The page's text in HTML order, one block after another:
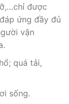
được
ứng đầy đủ
vận
quá tải,
sống.